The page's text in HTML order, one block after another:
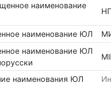
наименование
наименование ЮЛ
наименование ЮЛ
наименования ЮЛ